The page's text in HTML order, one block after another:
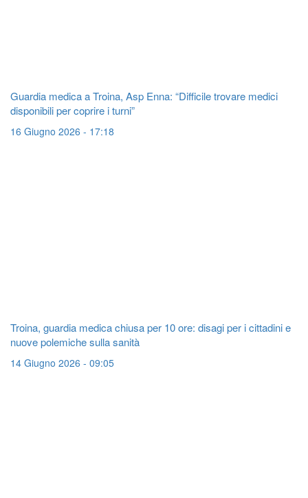
Guardia medica a Troina, Asp Enna: “Difficile trovare medici
disponibili per coprire i turni”
16 Giugno 2026 - 17:18
Troina, guardia medica chiusa per 10 ore: disagi per i cittadini e
nuove polemiche sulla sanità
14 Giugno 2026 - 09:05